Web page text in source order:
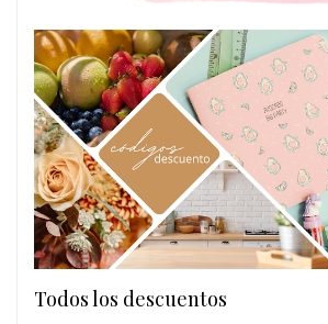
Todos los descuentos